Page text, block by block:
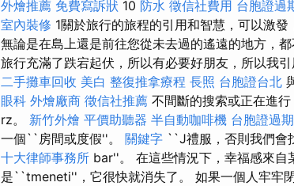
外燴推薦 免費寫訴狀 10 防水 徵信社費用 台胞證過
室內裝修 1關於旅行的旅程的引用和智慧，可以激
無論是在島上還是前往您從未去過的遙遠的地方，
旅行充滿了跌宕起伏，所以有必要好朋友，所以我
二手攤車回收 美白 整復推拿療程 長照 台胞證台北
眼科 外燴廠商 徵信社推薦 不間斷的搜索或正在進
rz。 新竹外燴 平價助聽器 半自動咖啡機 台胞證過
一個``房間或度假''。 關鍵字 ``J禮服，否則我們會
十大律師事務所 bar''。 在這些情況下，幸福感來
是``tmeneti''，它很快就消失了。 如果一個人牢牢